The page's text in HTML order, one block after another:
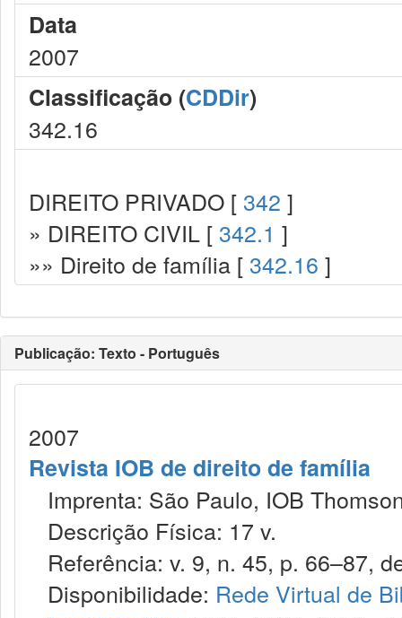
Data
2007
Classificação (CDDir)
342.16
DIREITO PRIVADO [ 342 ]
» DIREITO CIVIL [ 342.1 ]
»» Direito de família [ 342.16 ]
Publicação: Texto - Português
2007
Revista IOB de direito de família
Imprenta: São Paulo, IOB
Descrição Física: 17 v.
Referência: v. 9, n. 45, p. 66–87,
Disponibilidade: Rede Virtual de